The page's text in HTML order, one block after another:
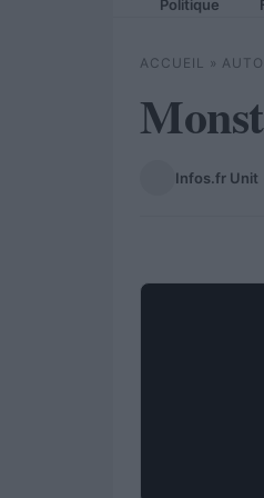
Politique
ACCUEIL »
Infos.fr Unit